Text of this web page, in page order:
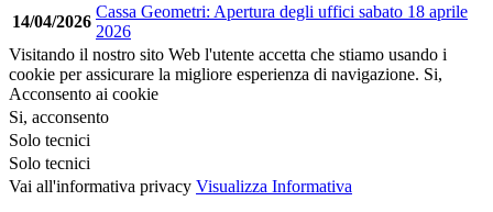
14/04/2026
Cassa Geometri: Apertura degli uffici sabato 18 aprile
2026
Visitando il nostro sito Web l'utente accetta che stiamo usando i
cookie per assicurare la migliore esperienza di navigazione. Si,
Acconsento ai cookie
Si, acconsento
Solo tecnici
Solo tecnici
Vai all'informativa privacy Visualizza Informativa